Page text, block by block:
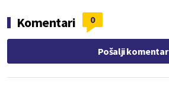
Komentari 0
Pošalji komentar